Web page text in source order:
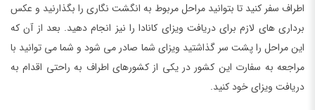
اطراف سفر کنید تا بتوانید مراحل مربوط به انگشت نگاری را بگذارنید و عکس
برداری های لازم برای دریافت ویزای کانادا را نیز انجام دهید. بعد از آن که
این مراحل را پشت سر گذاشتید ویزای شما صادر می شود و شما می توانید با
مراجعه به سفارت این کشور در یکی از کشورهای اطراف به راحتی اقدام به
دریافت ویزای خود کنید.